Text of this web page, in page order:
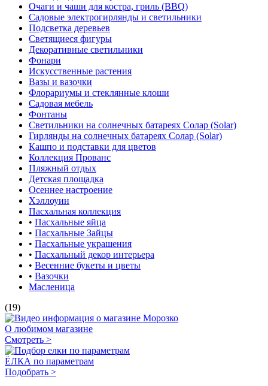
Очаги и чаши для костра, гриль (BBQ)
Садовые электрогирлянды и светильники
Подсветка деревьев
Светящиеся фигуры
Декоративные светильники
Фонари
Искусственные растения
Вазы и вазочки
Флорариумы и стеклянные клоши
Садовая мебель
Фонтаны
Светильники на солнечных батареях Солар (Solar)
Гирлянды на солнечных батареях Солар (Solar)
Кашпо и подставки для цветов
Коллекция Прованс
Пляжный отдых
Детская площадка
Осеннее настроение
Хэллоуин
Пасхальная коллекция
• Пасхальные яйца
• Пасхальные Зайцы
• Пасхальные украшения
• Пасхальный декор интерьера
• Весенние букеты и цветы
• Вазочки
Масленица
(19)
О любимом магазине
Смотреть >
ЁЛКА по параметрам
Подобрать >